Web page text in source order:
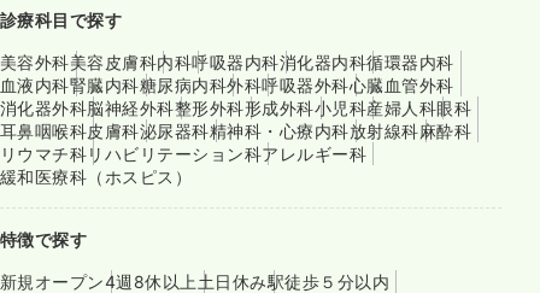
診療科目で探す
美容外科美容皮膚科内科呼吸器内科消化器内科循環器内科
血液内科腎臓内科糖尿病内科外科呼吸器外科心臓血管外科
消化器外科脳神経外科整形外科形成外科小児科産婦人科眼科
耳鼻咽喉科皮膚科泌尿器科精神科・心療内科放射線科麻酔科
リウマチ科リハビリテーション科アレルギー科
緩和医療科（ホスピス）
特徴で探す
新規オープン4週8休以上 土日休み駅徒歩５分以内